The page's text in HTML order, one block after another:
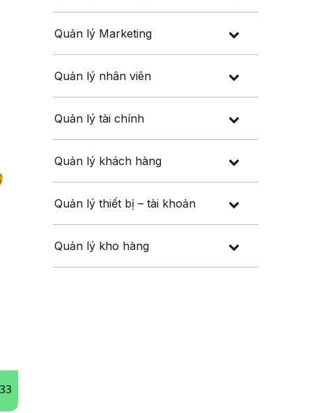
Quản lý Marketing
Quản lý nhân viên
Quản lý tài chính
Quản lý khách hàng
Quản lý thiết bị – tài khoản
Quản lý kho hàng